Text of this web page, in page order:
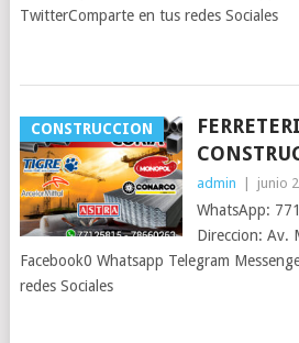
TwitterComparte en tus redes Sociales
CONSTRUCCION
admin junio
WhatsApp:
Direccion: Av.
Facebook0 Whatsapp Telegram
redes Sociales